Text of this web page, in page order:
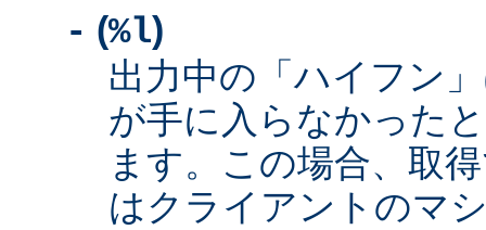
- (%l)
出力中の「ハイフン
が手に入らなかった
ます。この場合、取
はクライアントのマ